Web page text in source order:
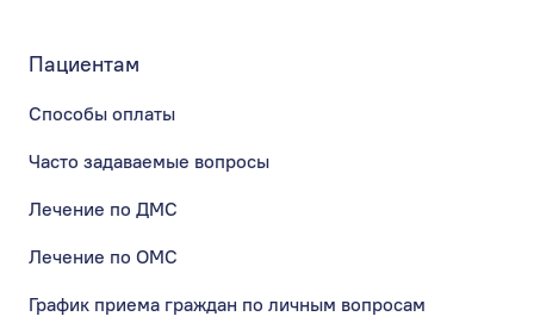
Пациентам
Способы оплаты
Часто задаваемые вопросы
Лечение по ДМС
Лечение по ОМС
График приема граждан по личным вопросам